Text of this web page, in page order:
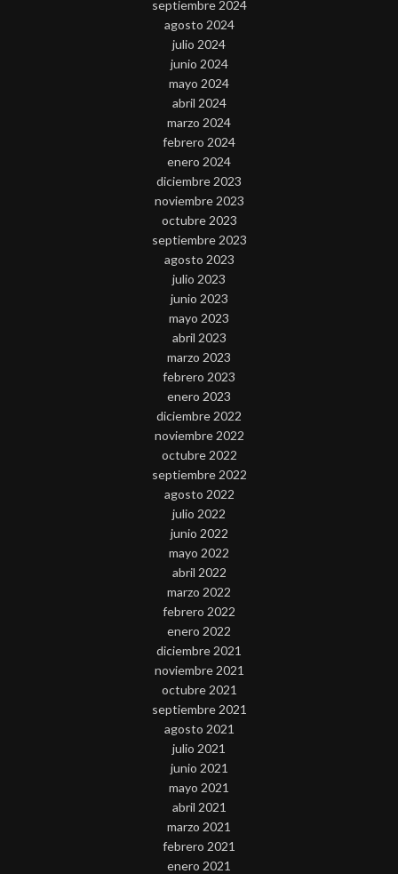
septiembre 2024
agosto 2024
julio 2024
junio 2024
mayo 2024
abril 2024
marzo 2024
febrero 2024
enero 2024
diciembre 2023
noviembre 2023
octubre 2023
septiembre 2023
agosto 2023
julio 2023
junio 2023
mayo 2023
abril 2023
marzo 2023
febrero 2023
enero 2023
diciembre 2022
noviembre 2022
octubre 2022
septiembre 2022
agosto 2022
julio 2022
junio 2022
mayo 2022
abril 2022
marzo 2022
febrero 2022
enero 2022
diciembre 2021
noviembre 2021
octubre 2021
septiembre 2021
agosto 2021
julio 2021
junio 2021
mayo 2021
abril 2021
marzo 2021
febrero 2021
enero 2021